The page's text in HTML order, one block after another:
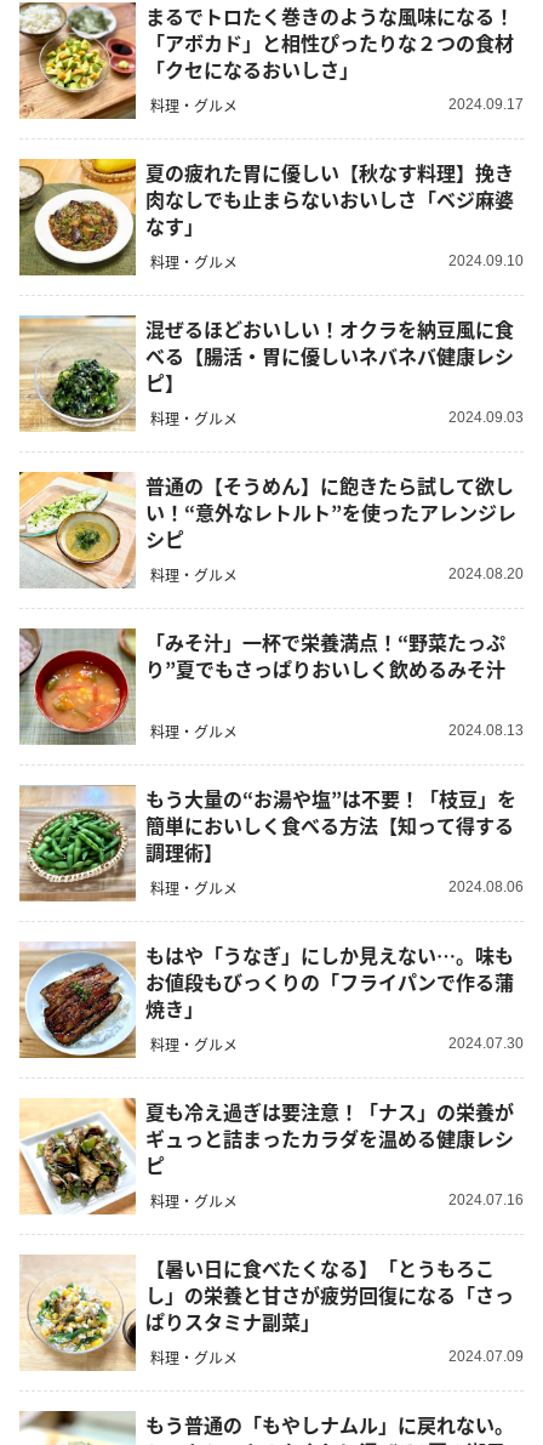
まるでトロたく巻きのような風味になる！
「アボカド」と相性ぴったりな２つの食材
「クセになるおいしさ」
料理・グルメ 2024.09.17
夏の疲れた胃に優しい【秋なす料理】挽き
肉なしでも止まらないおいしさ「ベジ麻婆
なす」
料理・グルメ 2024.09.10
混ぜるほどおいしい！オクラを納豆風に食
べる【腸活・胃に優しいネバネバ健康レシ
ピ】
料理・グルメ 2024.09.03
普通の【そうめん】に飽きたら試して欲し
い！“意外なレトルト”を使ったアレンジレ
シピ
料理・グルメ 2024.08.20
「みそ汁」一杯で栄養満点！“野菜たっぷ
り”夏でもさっぱりおいしく飲めるみそ汁
料理・グルメ 2024.08.13
もう大量の“お湯や塩”は不要！「枝豆」を
簡単においしく食べる方法【知って得する
調理術】
料理・グルメ 2024.08.06
もはや「うなぎ」にしか見えない…。味も
お値段もびっくりの「フライパンで作る蒲
焼き」
料理・グルメ 2024.07.30
夏も冷え過ぎは要注意！「ナス」の栄養が
ギュっと詰まったカラダを温める健康レシ
ピ
料理・グルメ 2024.07.16
【暑い日に食べたくなる】「とうもろこ
し」の栄養と甘さが疲労回復になる「さっ
ぱりスタミナ副菜」
料理・グルメ 2024.07.09
もう普通の「もやしナムル」に戻れない。